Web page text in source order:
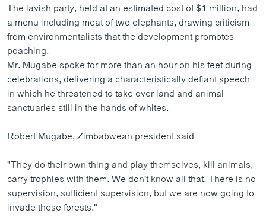
The lavish party, held at an estimated cost of $1 million, had
a menu including meat of two elephants, drawing criticism
from environmentalists that the development promotes
poaching.
Mr. Mugabe spoke for more than an hour on his feet during
celebrations, delivering a characteristically defiant speech
in which he threatened to take over land and animal
sanctuaries still in the hands of whites.
Robert Mugabe, Zimbabwean president said
"They do their own thing and play themselves, kill animals,
carry trophies with them. We don't know all that. There is no
supervision, sufficient supervision, but we are now going to
invade these forests."